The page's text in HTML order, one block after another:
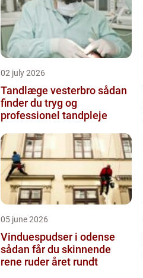
02 july 2026
Tandlæge vesterbro sådan
finder du tryg og
professionel tandpleje
05 june 2026
Vinduespudser i odense
sådan får du skinnende
rene ruder året rundt